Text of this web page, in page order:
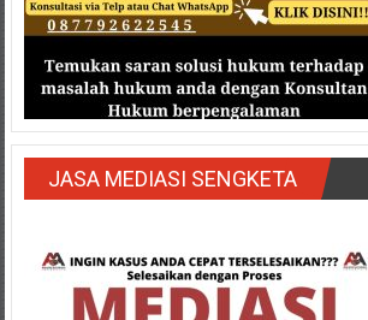
JASA MEDIASI SENGKETA